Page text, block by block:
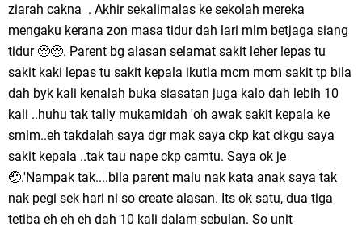
ziarah cakna . Akhir sekalimalas ke sekolah mereka
mengaku kerana zon masa tidur dah lari mlm betjaga siang
tidur 🥺🥺. Parent bg alasan selamat sakit leher lepas tu
sakit kaki lepas tu sakit kepala ikutla mcm mcm sakit tp bila
dah byk kali kenalah buka siasatan juga kalo dah lebih 10
kali ..huhu tak tally mukamidah 'oh awak sakit kepala ke
smlm..eh takdalah saya dgr mak saya ckp kat cikgu saya
sakit kepala ..tak tau nape ckp camtu. Saya ok je
🤕.'Nampak tak....bila parent malu nak kata anak saya tak
nak pegi sek hari ni so create alasan. Its ok satu, dua tiga
tetiba eh eh eh dah 10 kali dalam sebulan. So unit